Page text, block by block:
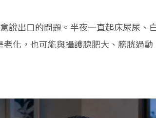
說出口的問題。半夜一直起床尿尿、
化，也可能與攝護腺肥大、膀胱過